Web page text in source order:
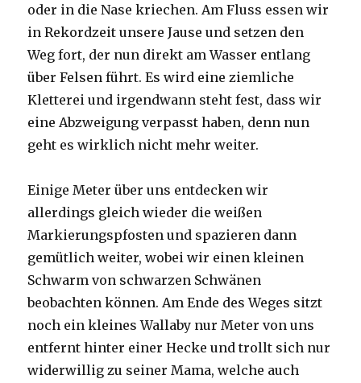
oder in die Nase kriechen. Am Fluss essen wir
in Rekordzeit unsere Jause und setzen den
Weg fort, der nun direkt am Wasser entlang
über Felsen führt. Es wird eine ziemliche
Kletterei und irgendwann steht fest, dass wir
eine Abzweigung verpasst haben, denn nun
geht es wirklich nicht mehr weiter.
Einige Meter über uns entdecken wir
allerdings gleich wieder die weißen
Markierungspfosten und spazieren dann
gemütlich weiter, wobei wir einen kleinen
Schwarm von schwarzen Schwänen
beobachten können. Am Ende des Weges sitzt
noch ein kleines Wallaby nur Meter von uns
entfernt hinter einer Hecke und trollt sich nur
widerwillig zu seiner Mama, welche auch